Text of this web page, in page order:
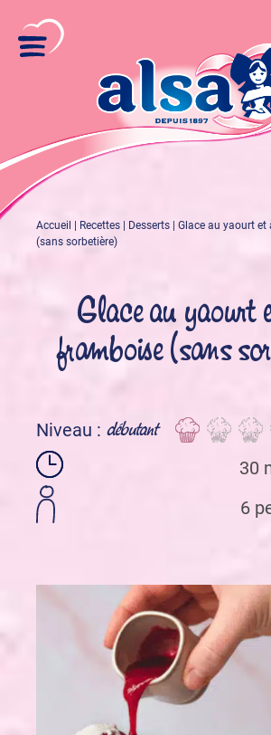
Accueil Recettes Desserts
Glace au yaourt
(sans sorbetière)
Glace au yaourt
framboise (sans
Niveau : débutant
30
6